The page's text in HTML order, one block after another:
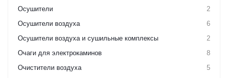
Осушители
2
Осушители воздуха
6
Осушители воздуха и сушильные комплексы
2
Очаги для электрокаминов
8
Очистители воздуха
5